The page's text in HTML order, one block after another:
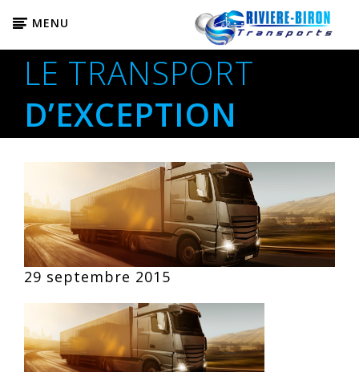
MENU
LE TRANSPORT
D’EXCEPTION
29 septembre 2015